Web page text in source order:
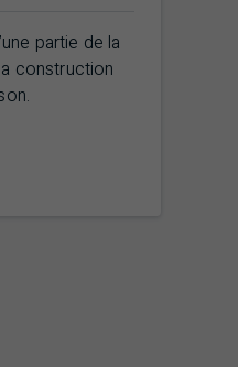
partie de la
construction